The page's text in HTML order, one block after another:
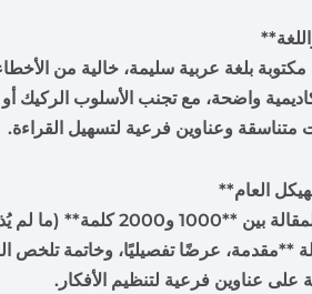
بلغة عربية سليمة، خالية من الأخطاء
واضحة، مع تجنب الأسلوب الركيك
متناسقة وعناوين فرعية لتسهيل القراءة.
غير ذلك في اشتراطات القسم).
**مقدمة، عرضًا تفصيليًا، وخاتمة تلخص
على عناوين فرعية لتنظيم الأفكار.